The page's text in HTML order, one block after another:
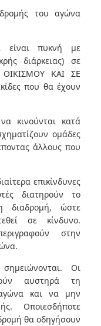
του αγώνα
είναι πυκνή με
διάρκειας) σε
ΚΑΙ ΣΕ
που θα έχουν
κινούνται κατά
ομάδες
άλλους που
επικίνδυνες
διατηρούν το
διαδρομή, ώστε
σε κίνδυνο.
στην
Οι
αυστηρά τη
και να μην
Οποιεσδήποτε
θα οδηγήσουν